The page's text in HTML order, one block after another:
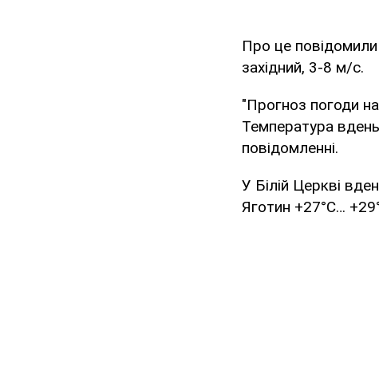
Про це
західний, 3-8 м/с.
"Прогноз погоди
Температура
повідомленні.
У Білій Церкві
Яготин +27°С…